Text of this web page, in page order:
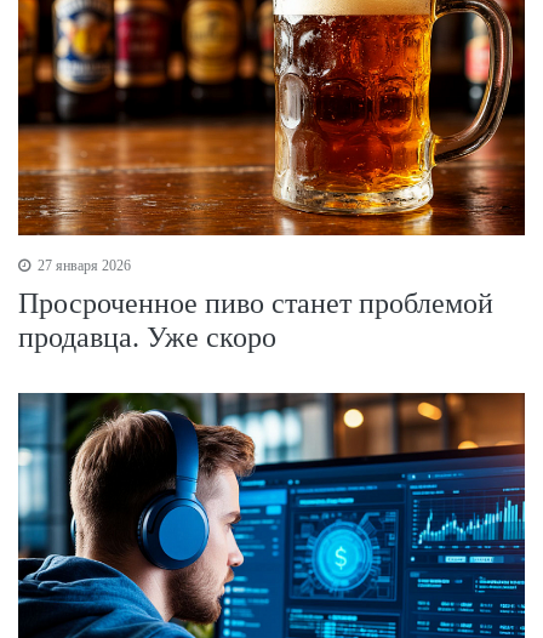
27 января 2026
Просроченное пиво станет проблемой
продавца. Уже скоро